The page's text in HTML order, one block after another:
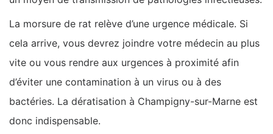
La morsure de rat relève d’une urgence médicale. Si
cela arrive, vous devrez joindre votre médecin au plus
vite ou vous rendre aux urgences à proximité afin
d’éviter une contamination à un virus ou à des
bactéries. La dératisation à Champigny-sur-Marne est
donc indispensable.